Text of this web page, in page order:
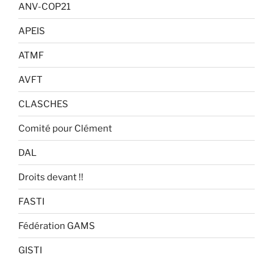
ANV-COP21
APEIS
ATMF
AVFT
CLASCHES
Comité pour Clément
DAL
Droits devant !!
FASTI
Fédération GAMS
GISTI